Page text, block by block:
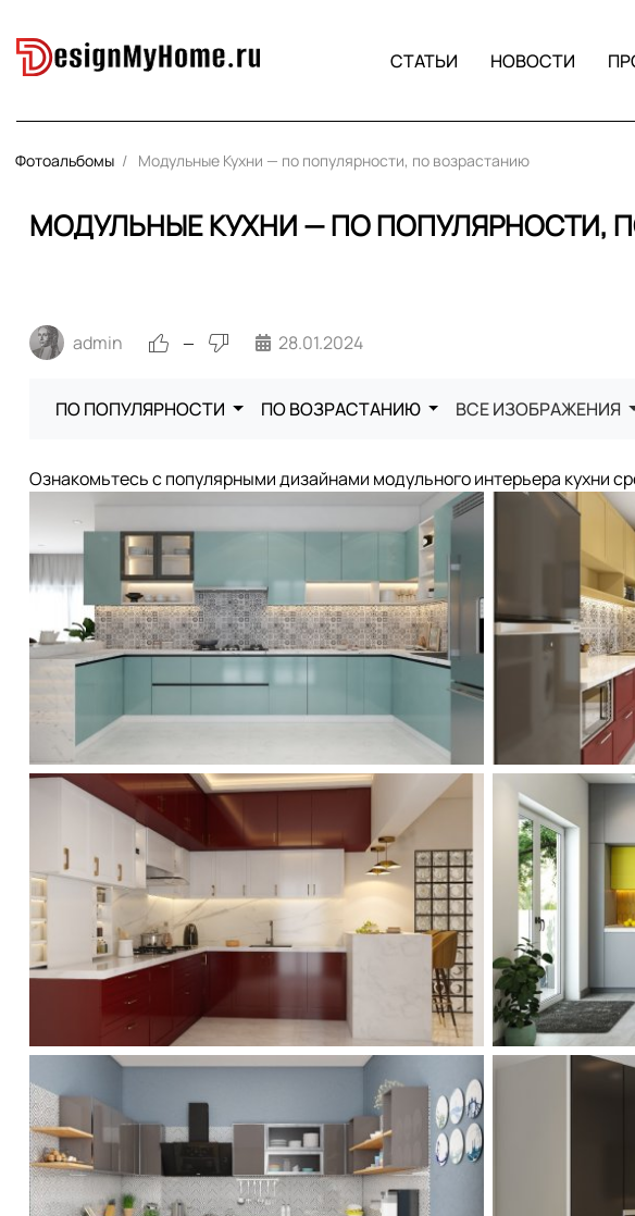
СТАТЬИ НОВОСТИ
Фотоальбомы Модульные Кухни — по популярности, по возрастанию
МОДУЛЬНЫЕ КУХНИ — ПО ПОПУЛЯРНОСТИ,
admin — 28.01.2024
ПО ПОПУЛЯРНОСТИ ПО ВОЗРАСТАНИЮ ВСЕ ИЗОБРАЖЕНИЯ
Ознакомьтесь с популярными дизайнами модульного интерьера кухни